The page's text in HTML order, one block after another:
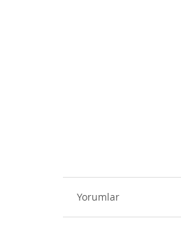
MTV Artık Yok
Yorumlar